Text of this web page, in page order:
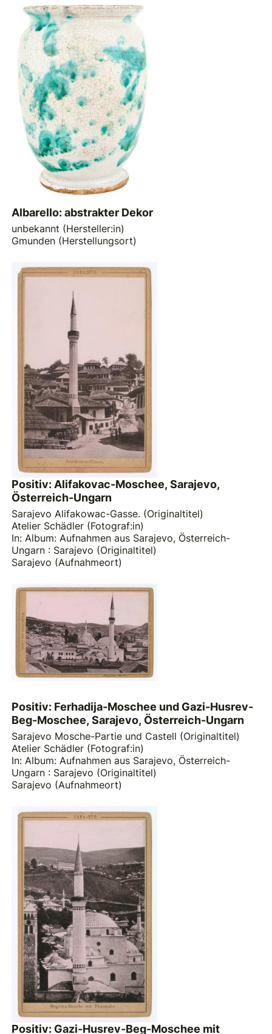
Albarello: abstrakter Dekor
unbekannt (Hersteller:in)
Gmunden (Herstellungsort)
Positiv: Alifakovac-Moschee, Sarajevo,
Österreich-Ungarn
Sarajevo Alifakowac-Gasse. (Originaltitel)
Atelier Schädler (Fotograf:in)
In: Album: Aufnahmen aus Sarajevo, Österreich-
Ungarn : Sarajevo (Originaltitel)
Sarajevo (Aufnahmeort)
Positiv: Ferhadija-Moschee und Gazi-Husrev-
Beg-Moschee, Sarajevo, Österreich-Ungarn
Sarajevo Mosche-Partie und Castell (Originaltitel)
Atelier Schädler (Fotograf:in)
In: Album: Aufnahmen aus Sarajevo, Österreich-
Ungarn : Sarajevo (Originaltitel)
Sarajevo (Aufnahmeort)
Positiv: Gazi-Husrev-Beg-Moschee mit